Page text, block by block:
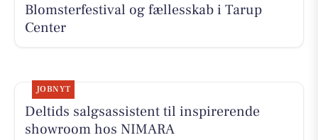
Blomsterfestival og fællesskab i Tarup
Center
JOBNYT
Deltids salgsassistent til inspirerende
showroom hos NIMARA